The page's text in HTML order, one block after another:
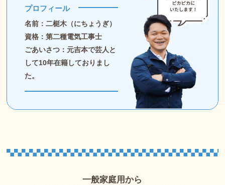
プロフィール
名前：二梃木（にちょうぎ）
資格：第二種電気工事士
ごあいさつ：元吉本で芸人と
して10年在籍しておりまし
た。
一般家庭用から